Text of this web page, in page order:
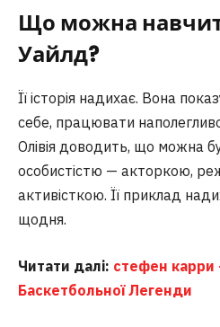
Що можна
Уайлд?
Її історія надихає. Вона
себе, працювати
Олівія доводить, що можна
особистістю — акторкою,
активісткою. Її приклад
щодня.
Читати далі: стефен карри
Баскетбольної Легенди